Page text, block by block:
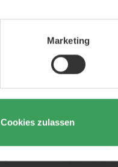
Marketing
Cookies zulassen